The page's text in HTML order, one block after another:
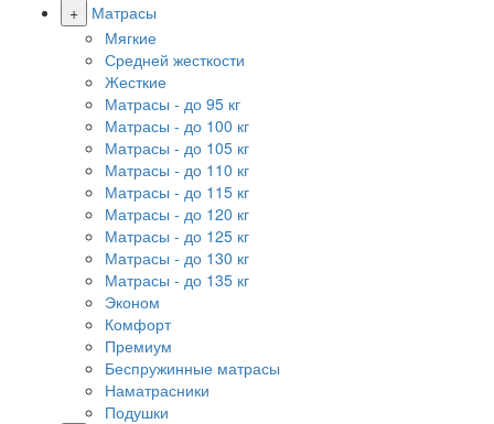
+
Матрасы
Мягкие
Средней жесткости
Жесткие
Матрасы - до 95 кг
Матрасы - до 100 кг
Матрасы - до 105 кг
Матрасы - до 110 кг
Матрасы - до 115 кг
Матрасы - до 120 кг
Матрасы - до 125 кг
Матрасы - до 130 кг
Матрасы - до 135 кг
Эконом
Комфорт
Премиум
Беспружинные матрасы
Наматрасники
Подушки